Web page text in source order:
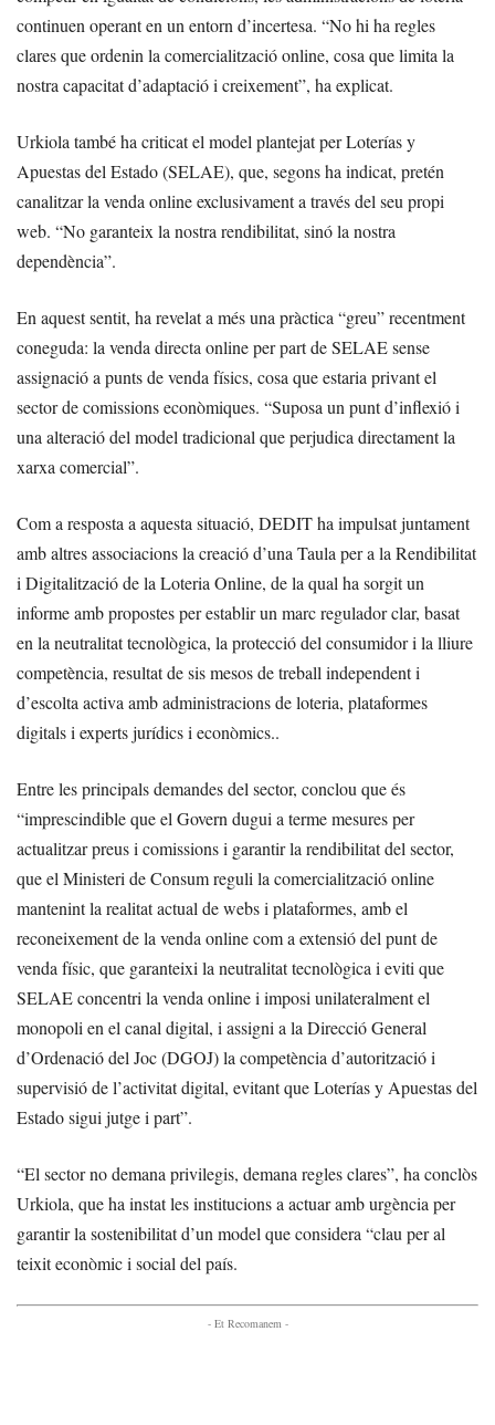
continuen operant en un entorn d’incertesa. “No hi ha regles
clares que ordenin la comercialització online, cosa que limita la
nostra capacitat d’adaptació i creixement”, ha explicat.
Urkiola també ha criticat el model plantejat per Loterías y
Apuestas del Estado (SELAE), que, segons ha indicat, pretén
canalitzar la venda online exclusivament a través del seu propi
web. “No garanteix la nostra rendibilitat, sinó la nostra
dependència”.
En aquest sentit, ha revelat a més una pràctica “greu” recentment
coneguda: la venda directa online per part de SELAE sense
assignació a punts de venda físics, cosa que estaria privant el
sector de comissions econòmiques. “Suposa un punt d’inflexió i
una alteració del model tradicional que perjudica directament la
xarxa comercial”.
Com a resposta a aquesta situació, DEDIT ha impulsat juntament
amb altres associacions la creació d’una Taula per a la Rendibilitat
i Digitalització de la Loteria Online, de la qual ha sorgit un
informe amb propostes per establir un marc regulador clar, basat
en la neutralitat tecnològica, la protecció del consumidor i la lliure
competència, resultat de sis mesos de treball independent i
d’escolta activa amb administracions de loteria, plataformes
digitals i experts jurídics i econòmics..
Entre les principals demandes del sector, conclou que és
“imprescindible que el Govern dugui a terme mesures per
actualitzar preus i comissions i garantir la rendibilitat del sector,
que el Ministeri de Consum reguli la comercialització online
mantenint la realitat actual de webs i plataformes, amb el
reconeixement de la venda online com a extensió del punt de
venda físic, que garanteixi la neutralitat tecnològica i eviti que
SELAE concentri la venda online i imposi unilateralment el
monopoli en el canal digital, i assigni a la Direcció General
d’Ordenació del Joc (DGOJ) la competència d’autorització i
supervisió de l’activitat digital, evitant que Loterías y Apuestas del
Estado sigui jutge i part”.
“El sector no demana privilegis, demana regles clares”, ha conclòs
Urkiola, que ha instat les institucions a actuar amb urgència per
garantir la sostenibilitat d’un model que considera “clau per al
teixit econòmic i social del país.
- Et Recomanem -